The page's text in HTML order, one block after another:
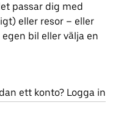
passar dig med
eller resor – eller
bil eller välja en
ett konto? Logga in